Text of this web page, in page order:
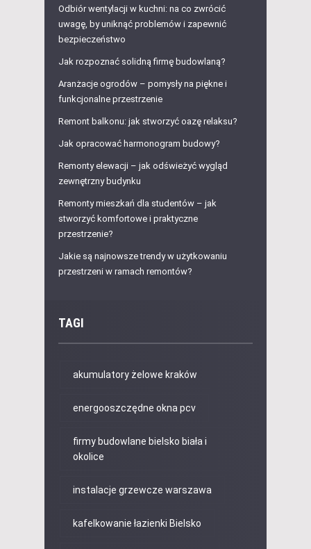
Odbiór wentylacji w kuchni: na co zwrócić
uwagę, by uniknąć problemów i zapewnić
bezpieczeństwo
Jak rozpoznać solidną firmę budowlaną?
Aranżacje ogrodów – pomysły na piękne i
funkcjonalne przestrzenie
Remont balkonu: jak stworzyć oazę relaksu?
Jak opracować harmonogram budowy?
Remonty elewacji – jak odświeżyć wygląd
zewnętrzny budynku
Remonty mieszkań dla studentów – jak
stworzyć komfortowe i praktyczne
przestrzenie?
Jakie są najnowsze trendy w użytkowaniu
przestrzeni w ramach remontów?
TAGI
akumulatory żelowe kraków
energooszczędne okna pcv
firmy budowlane bielsko biała i
okolice
instalacje grzewcze warszawa
kafelkowanie łazienki Bielsko